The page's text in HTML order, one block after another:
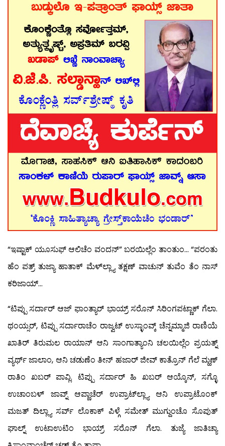
“ಇಷ್ಟಾಕ್ ಯೂಸುಫ್ ಆಲಿಚೆಂ ವಂದನ್” ಬರಯಿಲ್ಲೆಂ ತಾಂತುಂ… “ಪರಂತು
ಹೆಂ ಪತ್ರ್ ತುಜ್ಯಾ ಹಾತಾಕ್ ಮೆಳ್‍ಲ್ಲ್ಯಾ ತಕ್ಷಣ್ ವಾಚುನ್ ತುವೆಂ ತೆಂ ನಾಸ್
ಕರಿಜಾಯ್…
“ಟಿಪ್ಪು ಸರ್ದಾರ್ ಆಜ್ ಫಾಂತ್ಯಾರ್ ಭಾಯ್ರ್ ಸರೊನ್ ಸಿರಿಂಗಪಟ್ಣಾಕ್ ಗೆಲಾ.
ಥಂಯ್ಸರ್, ಟಿಪ್ಪು ಸರ್ದಾರಾಚೆಂ ರಾಜ್ವಟ್ ಉಸ್ಳಾಂವ್ಕ್ ಚೆನ್ನಮ್ಮಾಜಿ ರಾಣಿಯೆ
ಖಾತಿರ್ ತಿರುಮಲ ರಾಯಾನ್ ಆನಿ ಸಾಂಗಾತ್ಯಾಂನಿ ಚಲಯಿಲ್ಲೆಂ ಪ್ರಯತ್ನ್
ವ್ಯರ್ಥ್ ಜಾಲಾಂ, ಆನಿ ಚಡುಣೆಂ ತೀನ್ ಹಜಾರ್ ಜೀವ್ ಕಾತ್ರೊನ್ ಗೆಲೆ ಮ್ಹಣ್
ರಾತಿಂ ಖಬರ್ ಪಾವ್ಲಿ. ಟಿಪ್ಪು ಸರ್ದಾರ್ ಹಿ ಖಬರ್ ಆಯ್ಕೊನ್, ಸಗ್ಳೊ
ಉಚಾಂಬಳ್ ಜಾವ್ನ್ ಆಪ್ಣಾಚೆರ್ ಉಪ್ರಾಟ್‍ಲ್ಲ್ಯಾ ಆನಿ ಉಪ್ರಾಟೊಂಕ್
ಮಜತ್ ದಿಲ್ಲ್ಯಾ ಸರ್ವ್ ಲೊಕಾಕ್ ಪಿಳ್ಗೆ ಸಮೇತ್ ಮುಗ್ದುಂಚೊ ಸೊಪುತ್
ಘಾಲ್ನ್ ಉಟಾಉಟಿಂ ಭಾಯ್ರ್ ಸರೊನ್ ಗೆಲಾ. ತುಜ್ಯೆ ಜಾತಿಚ್ಯಾ